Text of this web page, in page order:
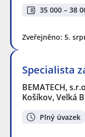
35 000 – 38
Zveřejněno: 5.
Specialista
BEMATECH,
Košíkov, Velká
Plný úvazek